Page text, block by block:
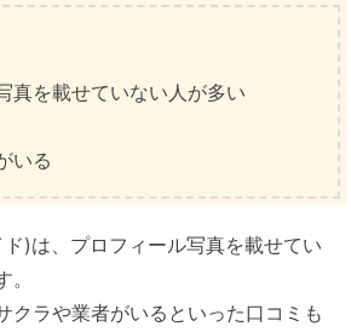
真を載せていない人が多い
いる
)は、プロフィール写真を載せてい
クラや業者がいるといった口コミも